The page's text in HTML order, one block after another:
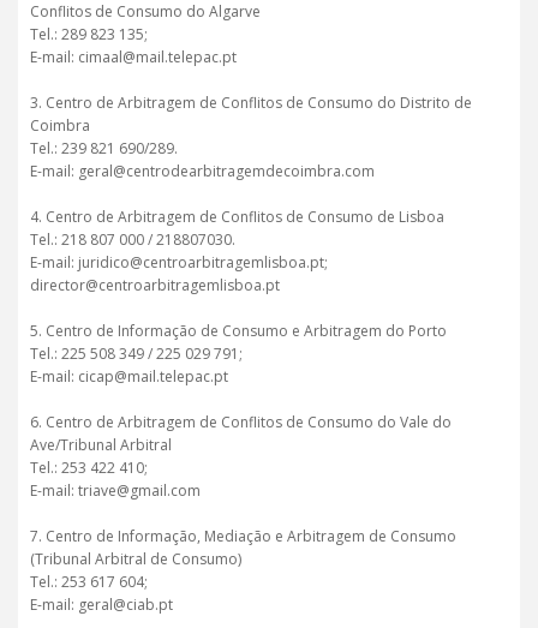
Conflitos de Consumo do Algarve
Tel.: 289 823 135;
E-mail: cimaal@mail.telepac.pt
3. Centro de Arbitragem de Conflitos de Consumo do Distrito de
Coimbra
Tel.: 239 821 690/289.
E-mail: geral@centrodearbitragemdecoimbra.com
4. Centro de Arbitragem de Conflitos de Consumo de Lisboa
Tel.: 218 807 000 / 218807030.
E-mail: juridico@centroarbitragemlisboa.pt;
director@centroarbitragemlisboa.pt
5. Centro de Informação de Consumo e Arbitragem do Porto
Tel.: 225 508 349 / 225 029 791;
E-mail: cicap@mail.telepac.pt
6. Centro de Arbitragem de Conflitos de Consumo do Vale do
Ave/Tribunal Arbitral
Tel.: 253 422 410;
E-mail: triave@gmail.com
7. Centro de Informação, Mediação e Arbitragem de Consumo
(Tribunal Arbitral de Consumo)
Tel.: 253 617 604;
E-mail: geral@ciab.pt